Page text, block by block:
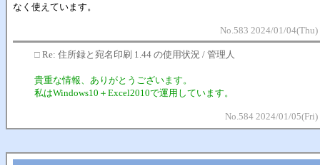
なく使えています。
No.583 2024/01/
□ Re: 住所録と宛名印刷 1.44 の使用状況 / 管理人
貴重な情報、ありがとうございます。
私はWindows10＋Excel2010で運用しています。
No.584 2024/01/